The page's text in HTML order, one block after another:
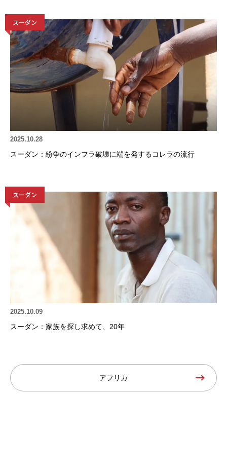
スーダン
2025.10.28
スーダン：紛争のインフラ破壊に端を発するコレラの流行
スーダン
2025.10.09
スーダン：家族を探し求めて、20年
アフリカ